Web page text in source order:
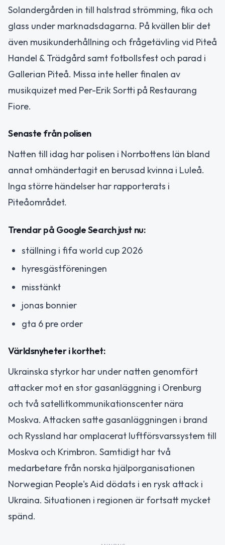
Solandergården in till halstrad strömming, fika och
glass under marknadsdagarna. På kvällen blir det
även musikunderhållning och frågetävling vid Piteå
Handel & Trädgård samt fotbollsfest och parad i
Gallerian Piteå. Missa inte heller finalen av
musikquizet med Per-Erik Sortti på Restaurang
Fiore.
Senaste från polisen
Natten till idag har polisen i Norrbottens län bland
annat omhändertagit en berusad kvinna i Luleå.
Inga större händelser har rapporterats i
Piteåområdet.
Trendar på Google Search just nu:
ställning i fifa world cup 2026
hyresgästföreningen
misstänkt
jonas bonnier
gta 6 pre order
Världsnyheter i korthet:
Ukrainska styrkor har under natten genomfört
attacker mot en stor gasanläggning i Orenburg
och två satellitkommunikationscenter nära
Moskva. Attacken satte gasanläggningen i brand
och Ryssland har omplacerat luftförsvarssystem till
Moskva och Krimbron. Samtidigt har två
medarbetare från norska hjälporganisationen
Norwegian People's Aid dödats i en rysk attack i
Ukraina. Situationen i regionen är fortsatt mycket
spänd.